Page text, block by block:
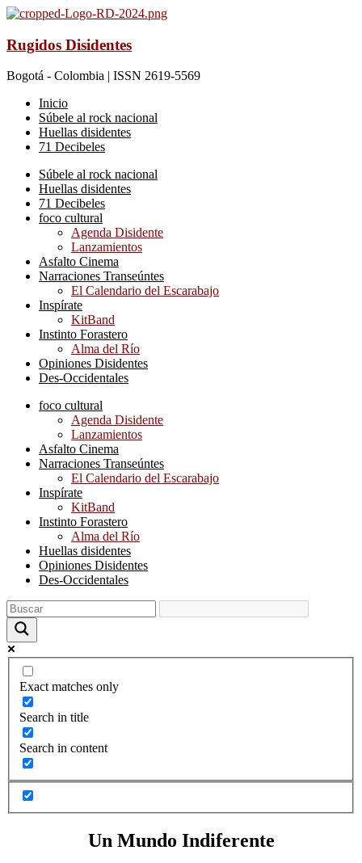
Rugidos Disidentes
Bogotá - Colombia | ISSN 2619-5569
Inicio
Súbele al rock nacional
Huellas disidentes
71 Decibeles
Súbele al rock nacional
Huellas disidentes
71 Decibeles
foco cultural
Agenda Disidente
Lanzamientos
Asfalto Cinema
Narraciones Transeúntes
El Calendario del Escarabajo
Inspírate
KitBand
Instinto Forastero
Alma del Río
Opiniones Disidentes
Des-Occidentales
foco cultural
Agenda Disidente
Lanzamientos
Asfalto Cinema
Narraciones Transeúntes
El Calendario del Escarabajo
Inspírate
KitBand
Instinto Forastero
Alma del Río
Huellas disidentes
Opiniones Disidentes
Des-Occidentales
Exact matches only
Search in title
Search in content
Un Mundo Indiferente